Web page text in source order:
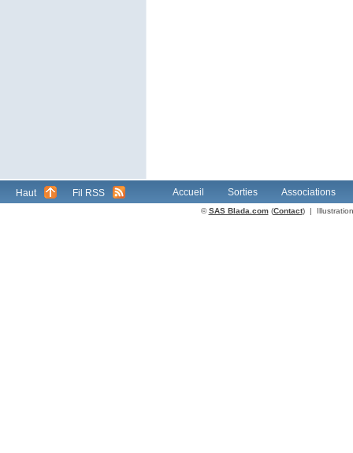
Haut Fil RSS Accueil Sorties Associations
©SAS Blada.com(Contact) |